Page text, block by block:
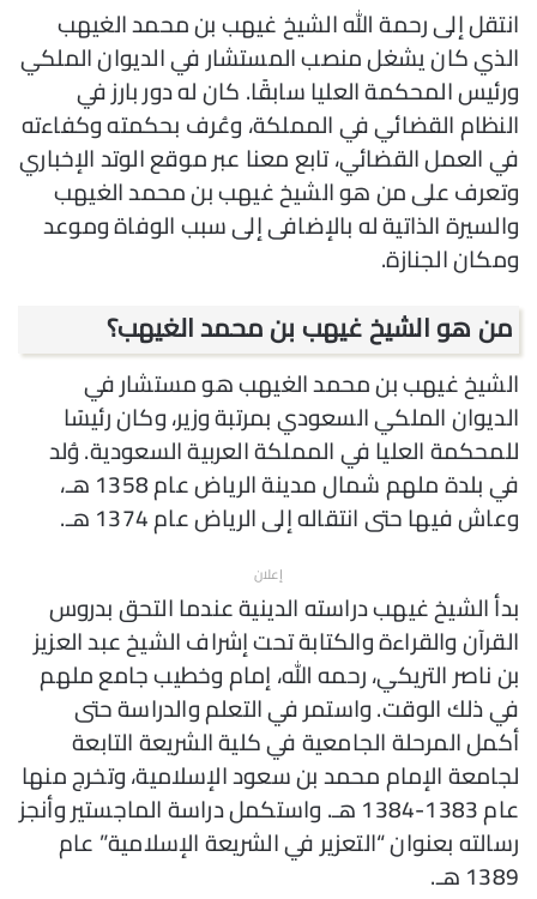
انتقل إلى رحمة الله الشيخ غيهب بن محمد الغيهب
الذي كان يشغل منصب المستشار في الديوان الملكي
ورئيس المحكمة العليا سابقًا. كان له دور بارز في
النظام القضائي في المملكة، وعُرف بحكمته وكفاءته
في العمل القضائي، تابع معنا عبر موقع الوتد الإخباري
وتعرف على من هو الشيخ غيهب بن محمد الغيهب
والسيرة الذاتية له بالإضافى إلى سبب الوفاة وموعد
ومكان الجنازة.
من هو الشيخ غيهب بن محمد الغيهب؟
الشيخ غيهب بن محمد الغيهب هو مستشار في
الديوان الملكي السعودي بمرتبة وزير، وكان رئيسًا
للمحكمة العليا في المملكة العربية السعودية. وُلد
في بلدة ملهم شمال مدينة الرياض عام 1358 هـ،
وعاش فيها حتى انتقاله إلى الرياض عام 1374 هـ.
إعلان
بدأ الشيخ غيهب دراسته الدينية عندما التحق بدروس
القرآن والقراءة والكتابة تحت إشراف الشيخ عبد العزيز
بن ناصر التريكي، رحمه الله، إمام وخطيب جامع ملهم
في ذلك الوقت. واستمر في التعلم والدراسة حتى
أكمل المرحلة الجامعية في كلية الشريعة التابعة
لجامعة الإمام محمد بن سعود الإسلامية، وتخرج منها
عام 1383-1384 هـ. واستكمل دراسة الماجستير وأنجز
رسالته بعنوان “التعزير في الشريعة الإسلامية” عام
1389 هـ.